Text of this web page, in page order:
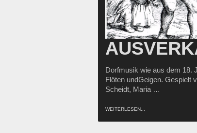
Dorfmusik wie aus dem 18.
Flöten undGeigen. Gespielt
Scheidt, Maria …
WEITERLESEN...